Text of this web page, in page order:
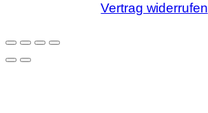
Vertrag widerrufen